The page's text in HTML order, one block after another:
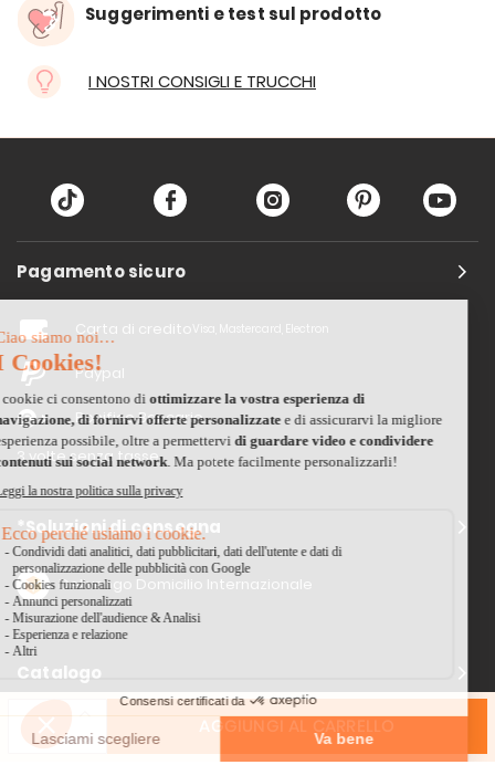
AGGIUNGI AL CARRELLO
Suggerimenti e test sul prodotto
I NOSTRI CONSIGLI E TRUCCHI
Pagamento sicuro
Carta di credito Visa, Mastercard, Electron
Paypal
Bonifico Bancario
3 volte senza tasse
*Soluzioni di consegna
Delivengo Domicilio Internazionale
Catalogo